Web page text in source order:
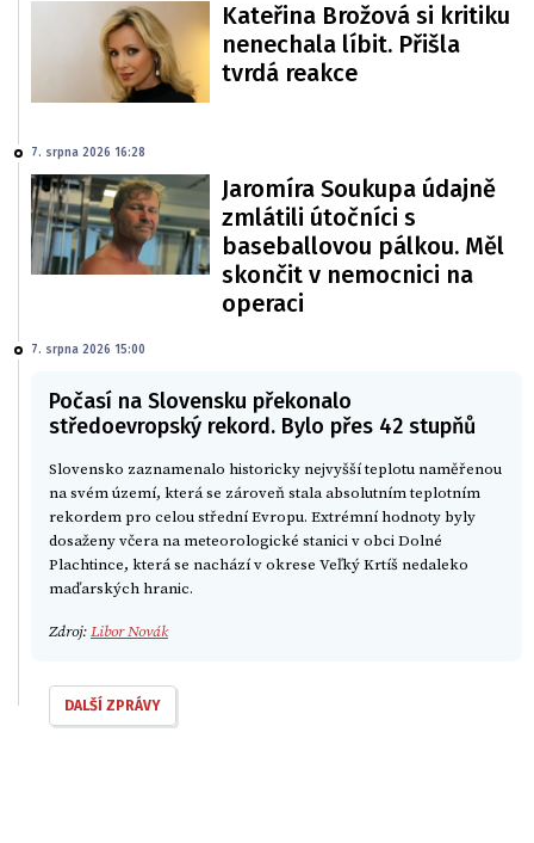
Kateřina Brožová si kritiku
nenechala líbit. Přišla
tvrdá reakce
7. srpna 2026 16:28
Jaromíra Soukupa údajně
zmlátili útočníci s
baseballovou pálkou. Měl
skončit v nemocnici na
operaci
7. srpna 2026 15:00
Počasí na Slovensku překonalo
středoevropský rekord. Bylo přes 42 stupňů
Slovensko zaznamenalo historicky nejvyšší teplotu naměřenou
na svém území, která se zároveň stala absolutním teplotním
rekordem pro celou střední Evropu. Extrémní hodnoty byly
dosaženy včera na meteorologické stanici v obci Dolné
Plachtince, která se nachází v okrese Veľký Krtíš nedaleko
maďarských hranic.
Zdroj:Libor Novák
DALŠÍ ZPRÁVY